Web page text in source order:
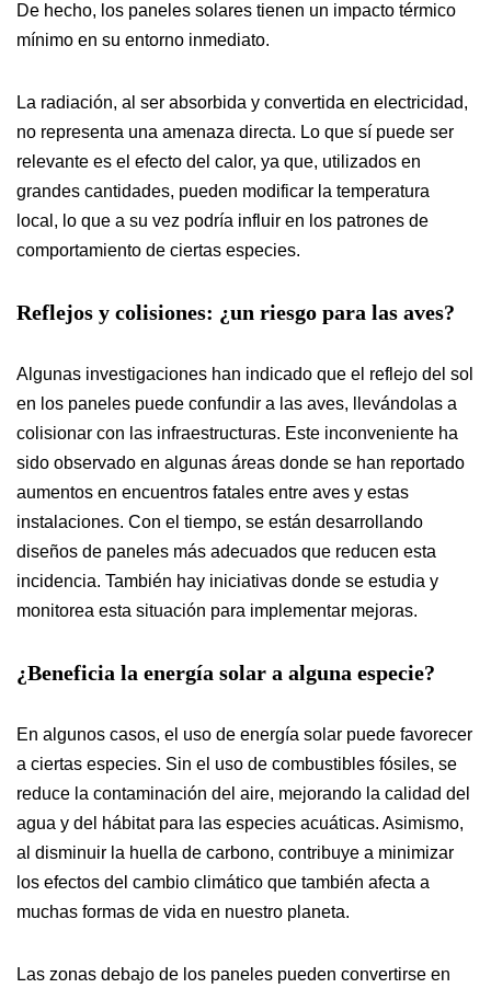
De hecho, los paneles solares tienen un impacto térmico
mínimo en su entorno inmediato.
La radiación, al ser absorbida y convertida en electricidad,
no representa una amenaza directa. Lo que sí puede ser
relevante es el efecto del calor, ya que, utilizados en
grandes cantidades, pueden modificar la temperatura
local, lo que a su vez podría influir en los patrones de
comportamiento de ciertas especies.
Reflejos y colisiones: ¿un riesgo para las aves?
Algunas investigaciones han indicado que el reflejo del sol
en los paneles puede confundir a las aves, llevándolas a
colisionar con las infraestructuras. Este inconveniente ha
sido observado en algunas áreas donde se han reportado
aumentos en encuentros fatales entre aves y estas
instalaciones. Con el tiempo, se están desarrollando
diseños de paneles más adecuados que reducen esta
incidencia. También hay iniciativas donde se estudia y
monitorea esta situación para implementar mejoras.
¿Beneficia la energía solar a alguna especie?
En algunos casos, el uso de energía solar puede favorecer
a ciertas especies. Sin el uso de combustibles fósiles, se
reduce la contaminación del aire, mejorando la calidad del
agua y del hábitat para las especies acuáticas. Asimismo,
al disminuir la huella de carbono, contribuye a minimizar
los efectos del cambio climático que también afecta a
muchas formas de vida en nuestro planeta.
Las zonas debajo de los paneles pueden convertirse en